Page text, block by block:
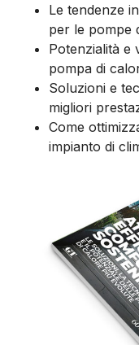
Le tendenze
per le pompe
Potenzialità e
pompa di
Soluzioni e
migliori
Come
impianto di